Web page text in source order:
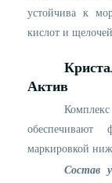
устойчива к
кислот и щелочей.
Актив
маркировкой
Состав